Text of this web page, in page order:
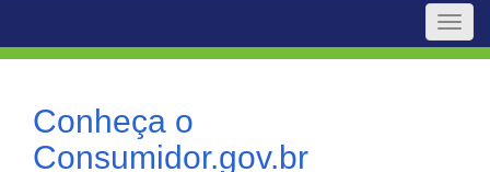
Toggle
Conheça o
Consumidor.gov.br